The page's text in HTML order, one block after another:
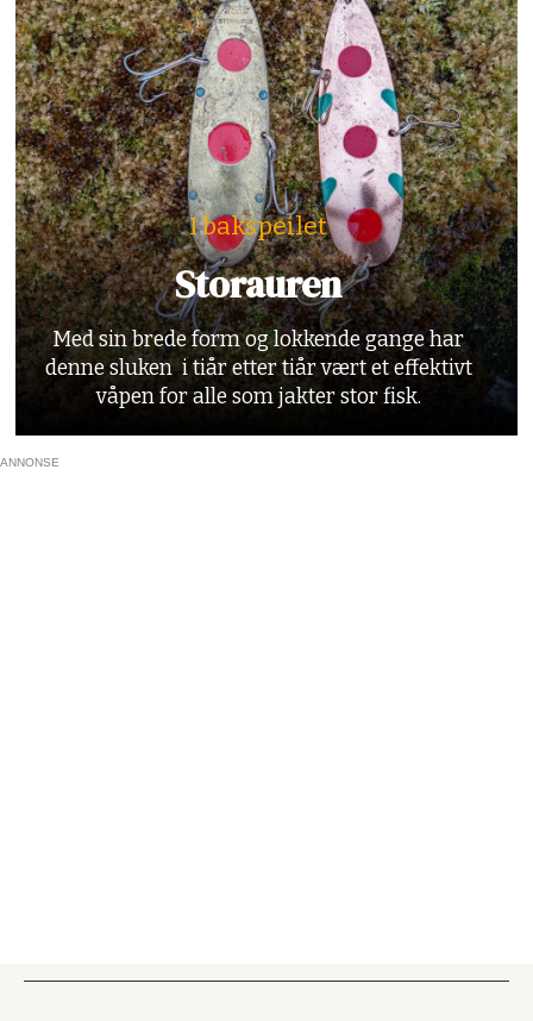
I bakspeilet
Storauren
Med sin brede form og lokkende gange har
denne sluken i tiår etter tiår vært et effektivt
våpen for alle som jakter stor fisk.
ANNONSE